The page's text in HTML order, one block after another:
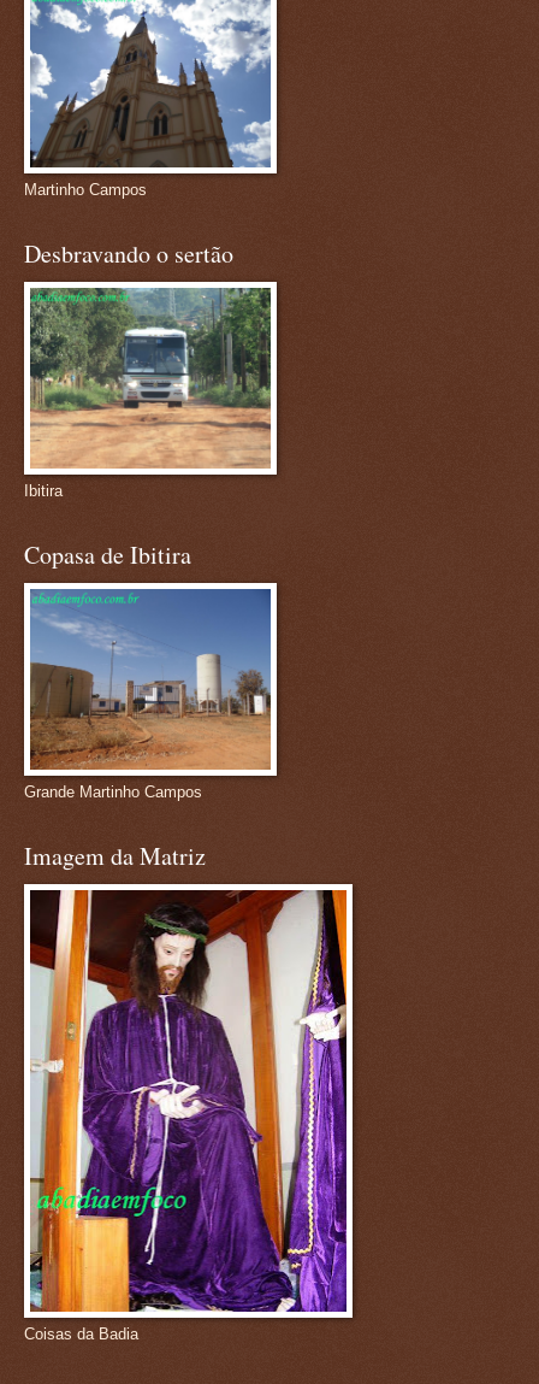
Martinho Campos
Desbravando o sertão
Ibitira
Copasa de Ibitira
Grande Martinho Campos
Imagem da Matriz
Coisas da Badia